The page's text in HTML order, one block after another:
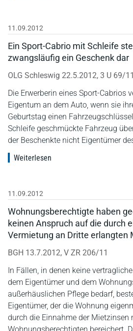
11.09.2012
Ein Sport-Cabrio mit Schleife
zwangsläufig ein Geschenk dar
OLG Schleswig 22.5.2012, 3 U 69/11
Die Erwerberin eines Sport-Cabrios
Eigentum an dem Auto, wenn sie
Geburtstag einen
Schleife geschmückte Fahrzeug
der Beschenkte nicht Eigentümer
Weiterlesen
11.09.2012
Wohnungsberechtigte haben
keinen Anspruch auf die durch
Vermietung an Dritte erlangten
BGH 13.7.2012, V ZR 206/11
In Fällen, in denen keine
dem Eigentümer und dem
außerhäuslichen Pflege bedarf,
Eigentümer, der die Wohnung
durch die Einnahme der Mietzinsen
Wohnungsberechtigten bereichert.